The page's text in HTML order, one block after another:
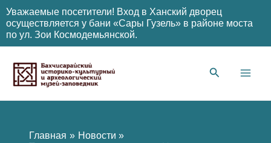
Уважаемые посетители! Вход в Ханский дворец
осуществляется у бани «Сары Гузель» в районе моста
по ул. Зои Космодемьянской.
содержимому
Главная
Новости